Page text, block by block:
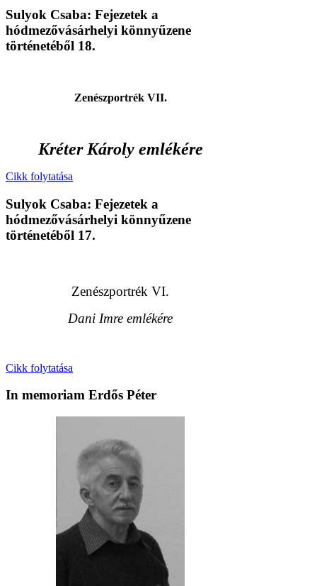
Sulyok Csaba: Fejezetek a
hódmezővásárhelyi könnyűzene
történetéből 18.
Zenészportrék VII.
Kréter Károly emlékére
Cikk folytatása
Sulyok Csaba: Fejezetek a
hódmezővásárhelyi könnyűzene
történetéből 17.
Zenészportrék VI.
Dani Imre emlékére
Cikk folytatása
In memoriam Erdős Péter